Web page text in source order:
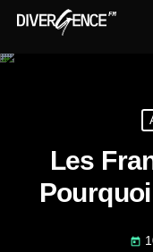
Les
today